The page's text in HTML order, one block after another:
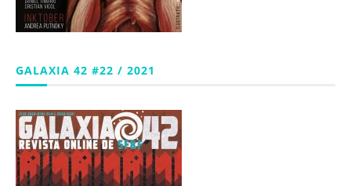
GALAXIA 42 #22 / 2021